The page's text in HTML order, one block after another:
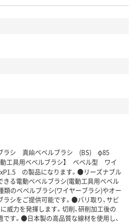
ブラシ 真鍮ベベルブラシ (BS) φ85
工具用ベベルブラシ】 ベベル型 ワイ
の製品になります。●リーズナブル
きる電動ベベルブラシ(電動工具用ベベル
類のベベルブラシ(ワイヤーブラシ)やオー
ラシをご提供可能です。●バリ取り、サビ
威力を発揮します。切削、研削加工後の
す。●日本製の高品質な線材を使用し、